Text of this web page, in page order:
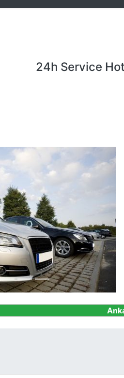
24h Service
Ankauf von